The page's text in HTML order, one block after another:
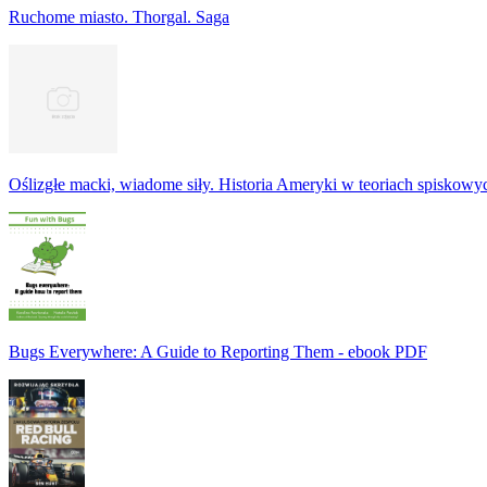
Ruchome miasto. Thorgal. Saga
Oślizgłe macki, wiadome siły. Historia Ameryki w teoriach
Bugs Everywhere: A Guide to Reporting Them - ebook PDF